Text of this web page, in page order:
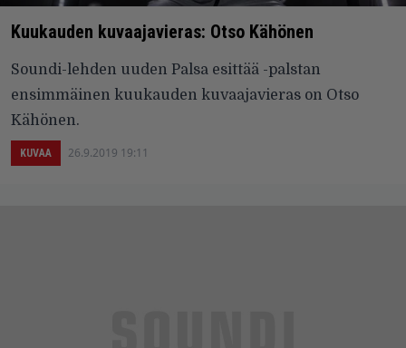
Kuukauden kuvaajavieras: Otso Kähönen
Soundi-lehden uuden Palsa esittää -palstan
ensimmäinen kuukauden kuvaajavieras on Otso
Kähönen.
KUVAA 26.9.2019 19:11